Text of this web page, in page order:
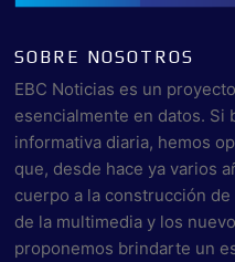
SOBRE NOSOTROS
EBC Noticias es un
esencialmente en datos. Si
informativa diaria, hemos
que, desde hace ya varios
cuerpo a la construcción
de la multimedia y los
proponemos brindarte un